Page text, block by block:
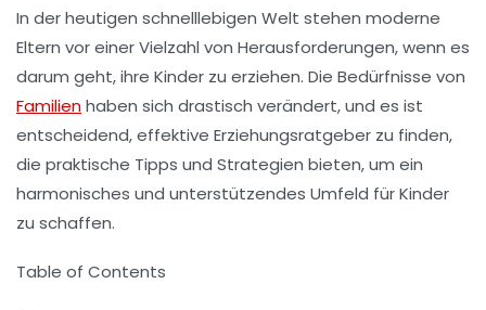
In der heutigen schnelllebigen Welt stehen moderne
Eltern vor einer Vielzahl von Herausforderungen, wenn es
darum geht, ihre Kinder zu erziehen. Die Bedürfnisse von
Familienhaben sich drastisch verändert, und es ist
entscheidend, effektive Erziehungsratgeber zu finden,
die praktische Tipps und Strategien bieten, um ein
harmonisches und unterstützendes Umfeld für Kinder
zu schaffen.
Table of Contents